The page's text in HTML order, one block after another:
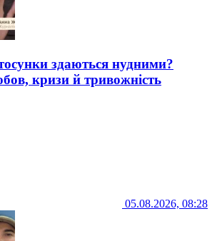
здаються нудними?
кризи й тривожність
05.08.2026, 08:28